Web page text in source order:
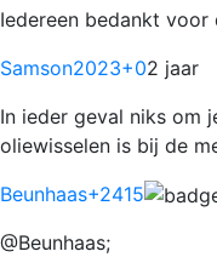
Iedereen bedankt
Samson2023+02 jaar
In ieder geval niks om
oliewisselen is bij de
Beunhaas+2415
@Beunhaas;